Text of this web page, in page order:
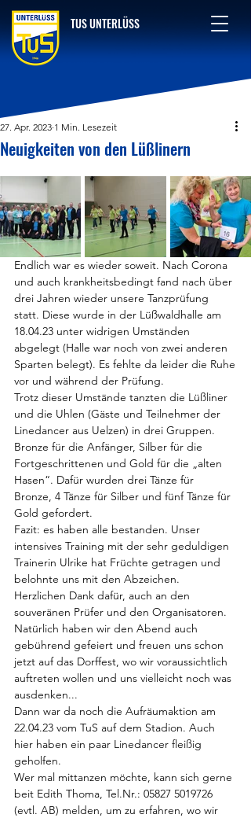
TUS UNTERLÜSS
Neuigkeiten von den Lüßlinern
27. Apr. 2023 1 Min. Lesezeit
Endlich war es wieder soweit. Nach Corona
und auch krankheitsbedingt fand nach über
drei Jahren wieder unsere Tanzprüfung
statt. Diese wurde in der Lüßwaldhalle am
18.04.23 unter widrigen Umständen
abgelegt (Halle war noch von zwei anderen
Sparten belegt). Es fehlte da leider die Ruhe
vor und während der Prüfung.
Trotz dieser Umstände tanzten die Lüßliner
und die Uhlen (Gäste und Teilnehmer der
Linedancer aus Uelzen) in drei Gruppen.
Bronze für die Anfänger, Silber für die
Fortgeschrittenen und Gold für die „alten
Hasen“. Dafür wurden drei Tänze für
Bronze, 4 Tänze für Silber und fünf Tänze für
Gold gefordert.
Fazit: es haben alle bestanden. Unser
intensives Training mit der sehr geduldigen
Trainerin Ulrike hat Früchte getragen und
belohnte uns mit den Abzeichen.
Herzlichen Dank dafür, auch an den
souveränen Prüfer und den Organisatoren.
Natürlich haben wir den Abend auch
gebührend gefeiert und freuen uns schon
jetzt auf das Dorffest, wo wir voraussichtlich
auftreten wollen und uns vielleicht noch was
ausdenken...
Dann war da noch die Aufräumaktion am
22.04.23 vom TuS auf dem Stadion. Auch
hier haben ein paar Linedancer fleißig
geholfen.
Wer mal mittanzen möchte, kann sich gerne
beit Edith Thoma, Tel.Nr.: 05827 5019726
(evtl. AB) melden, um zu erfahren, wo wir